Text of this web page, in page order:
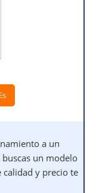
a un
un modelo
y precio te